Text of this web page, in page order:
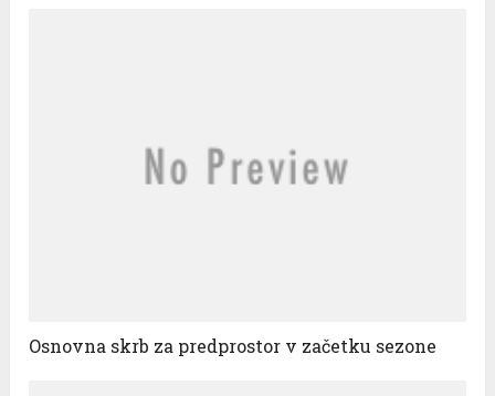
Osnovna skrb za predprostor v začetku sezone